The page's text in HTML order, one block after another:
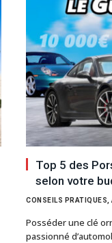
Top 5 des
selon votre
CONSEILS
Posséder une clé
passionné